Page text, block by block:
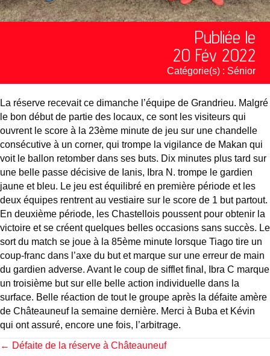
Publiée le
20 Fév 2022
Catégorie(s) : Sénior
La réserve recevait ce dimanche l’équipe de Grandrieu. Malgré
le bon début de partie des locaux, ce sont les visiteurs qui
ouvrent le score à la 23ème minute de jeu sur une chandelle
consécutive à un corner, qui trompe la vigilance de Makan qui
voit le ballon retomber dans ses buts. Dix minutes plus tard sur
une belle passe décisive de Ianis, Ibra N. trompe le gardien
jaune et bleu. Le jeu est équilibré en première période et les
deux équipes rentrent au vestiaire sur le score de 1 but partout.
En deuxième période, les Chastellois poussent pour obtenir la
victoire et se créent quelques belles occasions sans succès. Le
sort du match se joue à la 85ème minute lorsque Tiago tire un
coup-franc dans l’axe du but et marque sur une erreur de main
du gardien adverse. Avant le coup de sifflet final, Ibra C marque
un troisième but sur elle belle action individuelle dans la
surface. Belle réaction de tout le groupe après la défaite amère
de Châteauneuf la semaine dernière. Merci à Buba et Kévin
qui ont assuré, encore une fois, l’arbitrage.
Posts
← Défaite de la réserve à Châteauneuf